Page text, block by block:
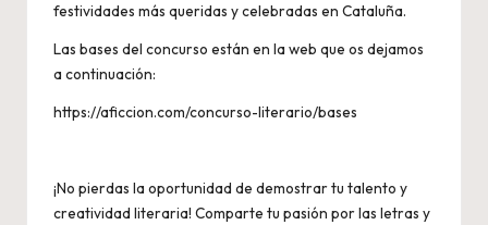
festividades más queridas y celebradas en Cataluña.
Las bases del concurso están en la web que os dejamos
a continuación:
https://aficcion.com/concurso-literario/bases
¡No pierdas la oportunidad de demostrar tu talento y
creatividad literaria! Comparte tu pasión por las letras y